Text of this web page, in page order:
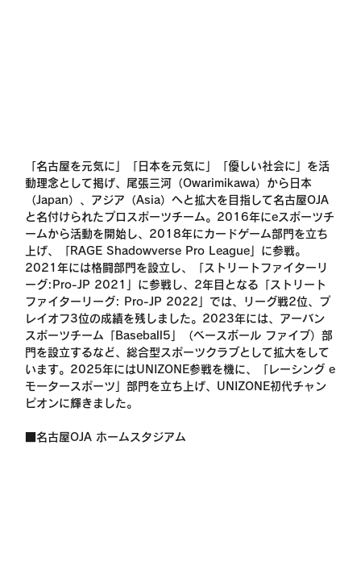
「名古屋を元気に」「日本を元気に」「優しい社会に」を活
動理念として掲げ、尾張三河（Owarimikawa）から日本
（Japan）、アジア（Asia）へと拡大を目指して名古屋OJA
と名付けられたプロスポーツチーム。2016年にeスポーツチ
ームから活動を開始し、2018年にカードゲーム部門を立ち
上げ、「RAGE Shadowverse Pro League」に参戦。
2021年には格闘部門を設立し、「ストリートファイターリ
ーグ:Pro-JP 2021」に参戦し、2年目となる「ストリート
ファイターリーグ: Pro-JP 2022」では、リーグ戦2位、プ
レイオフ3位の成績を残しました。2023年には、アーバン
スポーツチーム「Baseball5」（ベースボール ファイブ）部
門を設立するなど、総合型スポーツクラブとして拡大をして
います。2025年にはUNIZONE参戦を機に、「レーシング e
モータースポーツ」部門を立ち上げ、UNIZONE初代チャン
ピオンに輝きました。
■名古屋OJA ホームスタジアム